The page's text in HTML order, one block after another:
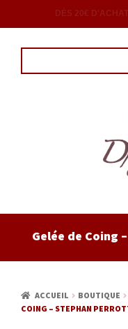
ACCUEIL
CAVE
Gelée de Coing
ACCUEIL BOUTIQUE
COING – STEPHAN